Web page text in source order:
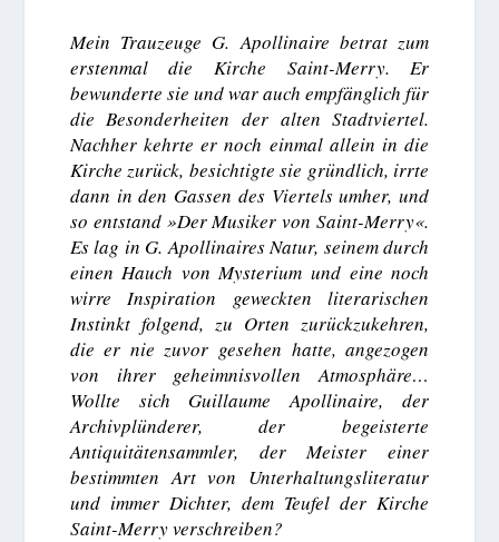
Mein Trauzeuge G. Apollinaire betrat zum
erstenmal die Kirche Saint-Merry. Er
bewunderte sie und war auch empfänglich für
die Besonderheiten der alten Stadtviertel.
Nachher kehrte er noch einmal allein in die
Kirche zurück, besichtigte sie gründlich, irrte
dann in den Gassen des Viertels umher, und
so entstand »Der Musiker von Saint-Merry«.
Es lag in G. Apollinaires Natur, seinem durch
einen Hauch von Mysterium und eine noch
wirre Inspiration geweckten literarischen
Instinkt folgend, zu Orten zurückzukehren,
die er nie zuvor gesehen hatte, angezogen
von ihrer geheimnisvollen Atmosphäre…
Wollte sich Guillaume Apollinaire, der
Archivplünderer, der begeisterte
Antiquitätensammler, der Meister einer
bestimmten Art von Unterhaltungsliteratur
und immer Dichter, dem Teufel der Kirche
Saint-Merry verschreiben?